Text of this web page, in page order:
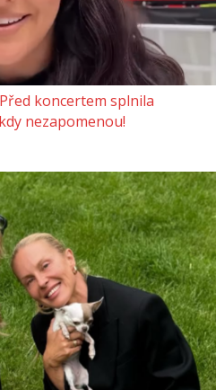
koncertem splnila
nezapomenou!